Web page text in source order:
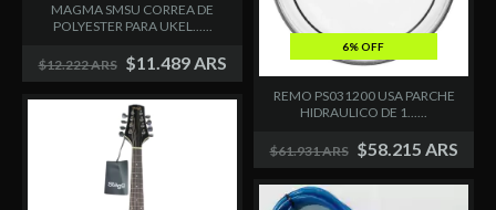
MAGMA SMSU CORREA DE
POLYESTER PARA UKEL......
$12.222 ARS $11.489 ARS
6% OFF
REMO PS031200 USA PARCHE
HIDRAULICO DE 1......
$61.931 ARS $58.215 ARS